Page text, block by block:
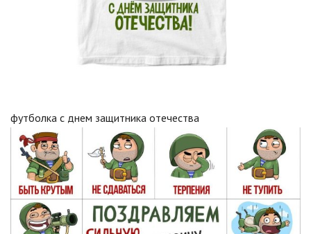
футболка с днем защитника отечества